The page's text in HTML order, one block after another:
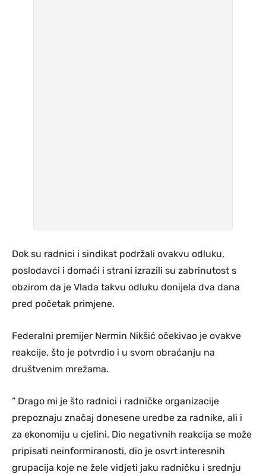
Dok su radnici i sindikat podržali ovakvu odluku,
poslodavci i domaći i strani izrazili su zabrinutost s
obzirom da je Vlada takvu odluku donijela dva dana
pred početak primjene.
Federalni premijer Nermin Nikšić očekivao je ovakve
reakcije, što je potvrdio i u svom obraćanju na
društvenim mrežama.
” Drago mi je što radnici i radničke organizacije
prepoznaju značaj donesene uredbe za radnike, ali i
za ekonomiju u cjelini. Dio negativnih reakcija se može
pripisati neinformiranosti, dio je osvrt interesnih
grupacija koje ne žele vidjeti jaku radničku i srednju